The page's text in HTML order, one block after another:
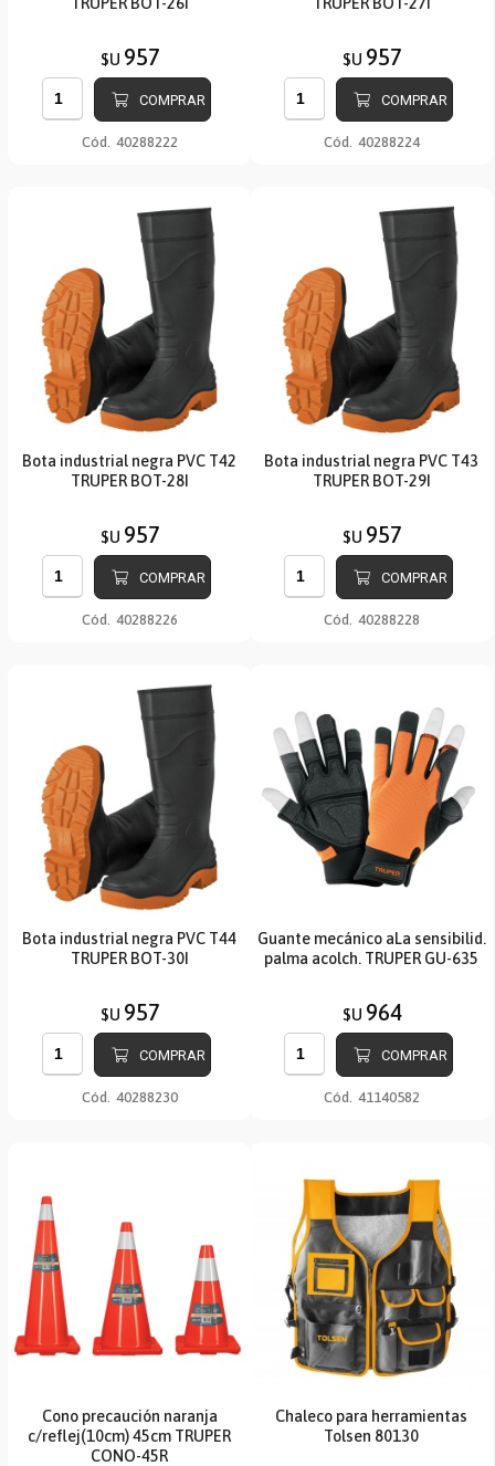
$U 957
COMPRAR
Cód. 40288222
$U 957
COMPRAR
Cód. 40288224
Bota industrial negra PVC T42
TRUPER BOT-28I
$U 957
COMPRAR
Cód. 40288226
Bota industrial negra PVC T43
TRUPER BOT-29I
$U 957
COMPRAR
Cód. 40288228
Bota industrial negra PVC T44
TRUPER BOT-30I
$U 957
COMPRAR
Cód. 40288230
Guante mecánico aLa sensibilid.
palma acolch. TRUPER GU-635
$U 964
COMPRAR
Cód. 41140582
Cono precaución naranja
c/reflej(10cm) 45cm TRUPER
CONO-45R
Chaleco para herramientas
Tolsen 80130